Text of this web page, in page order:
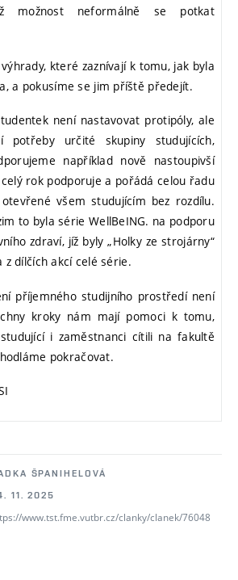
možnost neformálně se potkat
které zaznívají k tomu, jak byla
a pokusíme se jim příště předejít.
není nastavovat protipóly, ale
potřeby určité skupiny studujících,
například nově nastoupivší
rok podporuje a pořádá celou řadu
všem studujícím bez rozdílu.
to byla série WellBeING. na podporu
zdraví, jíž byly „Holky ze strojárny“
z dílčích akcí celé série.
příjemného studijního prostředí není
kroky nám mají pomoci k tomu,
i zaměstnanci cítili na fakultě
pokračovat.
ŠPANIHELOVÁ
11. 2025
www.tst.fme.vutbr.cz/clanky/clanek/76048